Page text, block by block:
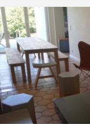
🙋‍♀️ Colocation 2
Pour jeunes
Disponible à partir
virtuelles : 📩
maison Spacieuse